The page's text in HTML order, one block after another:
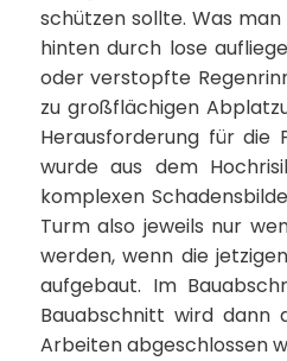
schützen sollte. Was
hinten durch lose
oder verstopfte
zu großflächigen
Herausforderung für die
wurde aus dem
komplexen
Turm also jeweils nur
werden, wenn die
aufgebaut. Im
Bauabschnitt wird dann
Arbeiten abgeschlossen